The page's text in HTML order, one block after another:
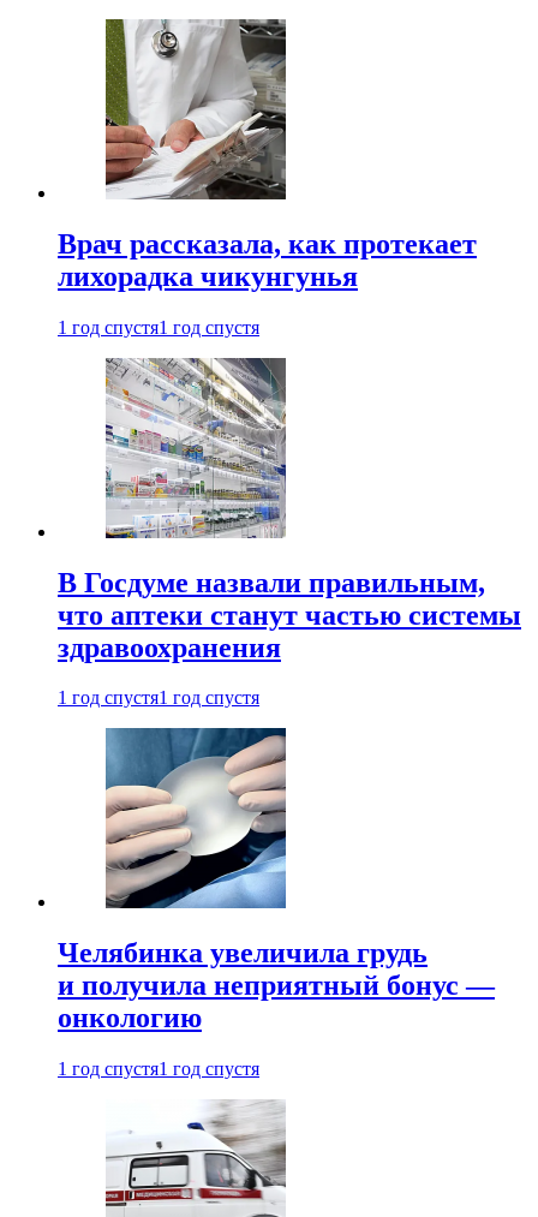
Врач рассказала, как протекает
лихорадка чикунгунья
1 год спустя1 год спустя
В Госдуме назвали правильным,
что аптеки станут частью системы
здравоохранения
1 год спустя1 год спустя
Челябинка увеличила грудь
и получила неприятный бонус —
онкологию
1 год спустя1 год спустя